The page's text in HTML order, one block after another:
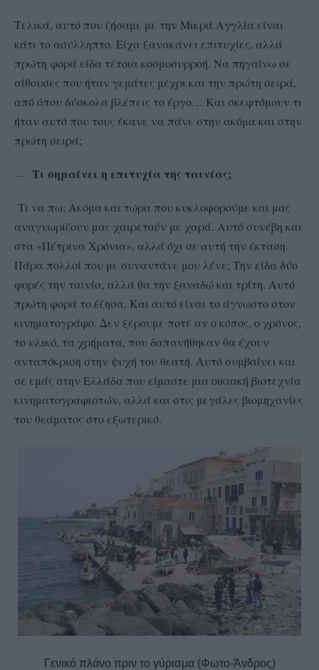
Τελικά, αυτό που ζήσαμε με την Μικρά Αγγλία είναι
κάτι το ασύλληπτο. Είχα ξανακάνει επιτυχίες, αλλά
πρώτη φορά είδα τέτοια κοσμοσυρροή. Να πηγαίνω σε
αίθουσες που ήταν γεμάτες μέχρι και την πρώτη σειρά,
από όπου δύσκολα βλέπεις το έργο… Και σκεφτόμουν τι
ήταν αυτό που τους έκανε να πάνε στην ακόμα και στην
πρώτη σειρά;
— Τι σημαίνει η επιτυχία της ταινίας;
Τι να πω; Ακόμα και τώρα που κυκλοφορούμε και μας
αναγνωρίζουν μας χαιρετούν με χαρά. Αυτό συνέβη και
στα «Πέτρινα Χρόνια», αλλά όχι σε αυτή την έκταση.
Πάρα πολλοί που με συναντάνε μου λένε; Την είδα δύο
φορές την ταινία, αλλά θα την ξαναδώ και τρίτη. Αυτό
πρώτη φορά το έζησα. Και αυτό είναι το άγνωστο στον
κινηματογράφο. Δεν ξέρουμε ποτέ αν ο κόπος, ο χρόνος,
το υλικό, τα χρήματα, που δαπανήθηκαν θα έχουν
ανταπόκριση στην ψυχή του θεατή. Αυτό συμβαίνει και
σε εμάς στην Ελλάδα που είμαστε μια οικιακή βιοτεχνία
κινηματογραφιστών, αλλά και στις μεγάλες βιομηχανίες
του θεάματος στο εξωτερικό.
Γενικό πλάνο πριν το γύρισμα (Φωτο-Άνδρος)